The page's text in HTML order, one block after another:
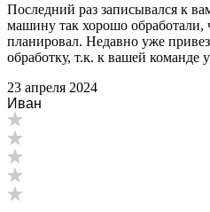
Последний раз записывался к
машину так хорошо обработали,
планировал. Недавно уже
обработку, т.к. к вашей команде
23 апреля 2024
Иван